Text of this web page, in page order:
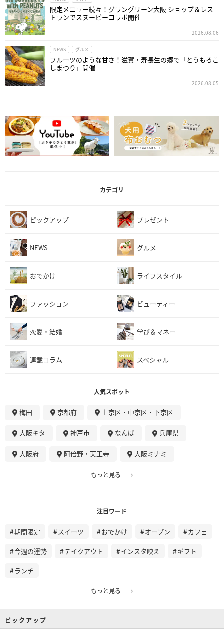
限定メニュー続々！グラングリーン大阪 ショップ＆レス
トランでスヌーピーコラボ開催
2026.08.06
NEWS グルメ
フルーツのような甘さ！滋賀・寿長生の郷で「とうもろこ
しまつり」開催
2026.08.05
カテゴリ
ピックアップ プレゼント
NEWS グルメ
おでかけ ライフスタイル
ファッション ビューティー
恋愛・結婚 学び＆マネー
連載コラム スペシャル
人気スポット
梅田 京都府 上京区・中京区・下京区
大阪キタ 神戸市 なんば 兵庫県
大阪府 阿倍野・天王寺 大阪ミナミ
もっと見る
注目ワード
期間限定 スイーツ おでかけ オープン カフェ
今週の運勢 テイクアウト インスタ映え ギフト
ランチ
もっと見る
ピックアップ